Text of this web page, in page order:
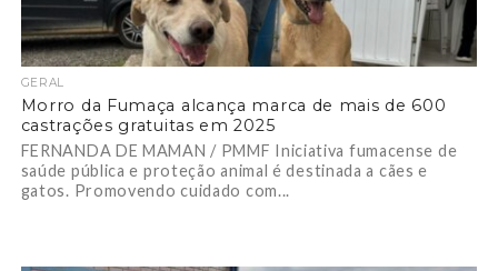
GERAL
Morro da Fumaça alcança marca de mais de 600
castrações gratuitas em 2025
FERNANDA DE MAMAN / PMMF Iniciativa fumacense de
saúde pública e proteção animal é destinada a cães e
gatos. Promovendo cuidado com...